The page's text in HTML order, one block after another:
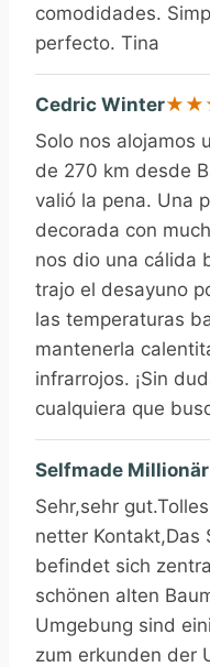
comodidades.
perfecto. Tina
Cedric Winter★ ★
Solo nos alojamos
de 270 km desde
valió la pena. Una
decorada con
nos dio una cálida
trajo el desayuno
las temperaturas
mantenerla
infrarrojos. ¡Sin
cualquiera que
Selfmade Millionär
Sehr,sehr
netter Kontakt,Das
befindet sich
schönen alten
Umgebung sind
zum erkunden der